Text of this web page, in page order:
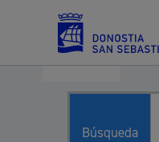
Servicios
Búsqueda